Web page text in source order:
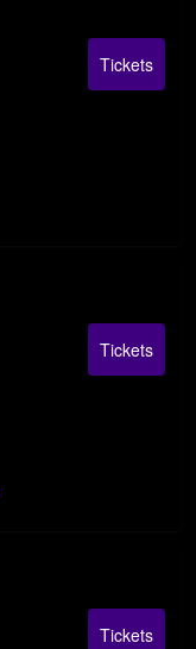
Tickets
Tickets
Tickets